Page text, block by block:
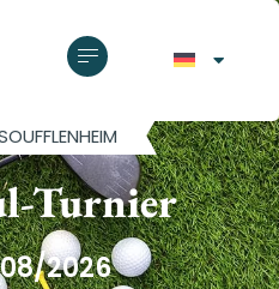
Turnier
2026